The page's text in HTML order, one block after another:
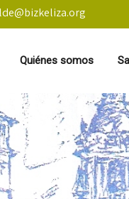
Quiénes somos